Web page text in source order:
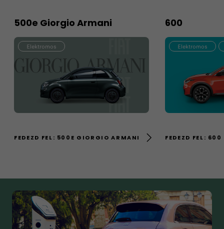
500e Giorgio Armani
Elektromos
FEDEZD FEL: 500E GIORGIO ARMANI
600
Elektromos
FEDEZD FEL: 600